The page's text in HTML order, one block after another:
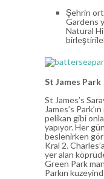
Şehrin
Gardens
Natural
St James Park
St James’s
James’s
pelikan gibi
yapıyor. Her
beslenirken
Kral 2.
yer alan
Green Park
Parkın